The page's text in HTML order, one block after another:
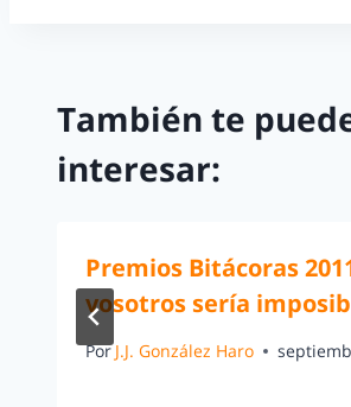
También te
interesar:
Premios Bitácoras
vosotros sería
Por J.J. González Haro